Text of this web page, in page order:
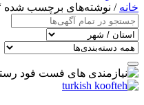
خانه / نوشته‌های برچسب شده